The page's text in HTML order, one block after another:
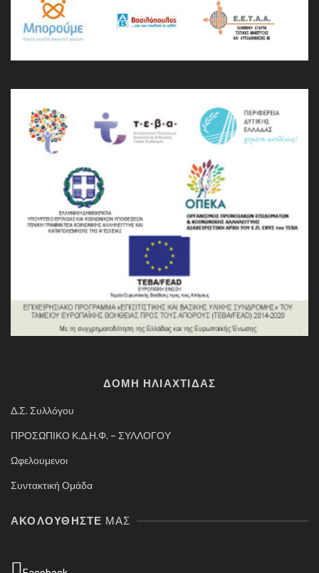
ΔΟΜΗ ΗΛΙΑΧΤΙΔΑΣ
Δ.Σ. Συλλόγου
ΠΡΟΣΩΠΙΚΟ Κ.Δ.Η.Φ. – ΣΥΛΛΟΓΟΥ
Ωφελουμενοι
Συντακτική Ομάδα
ΑΚΟΛΟΥΘΉΣΤΕ ΜΑΣ